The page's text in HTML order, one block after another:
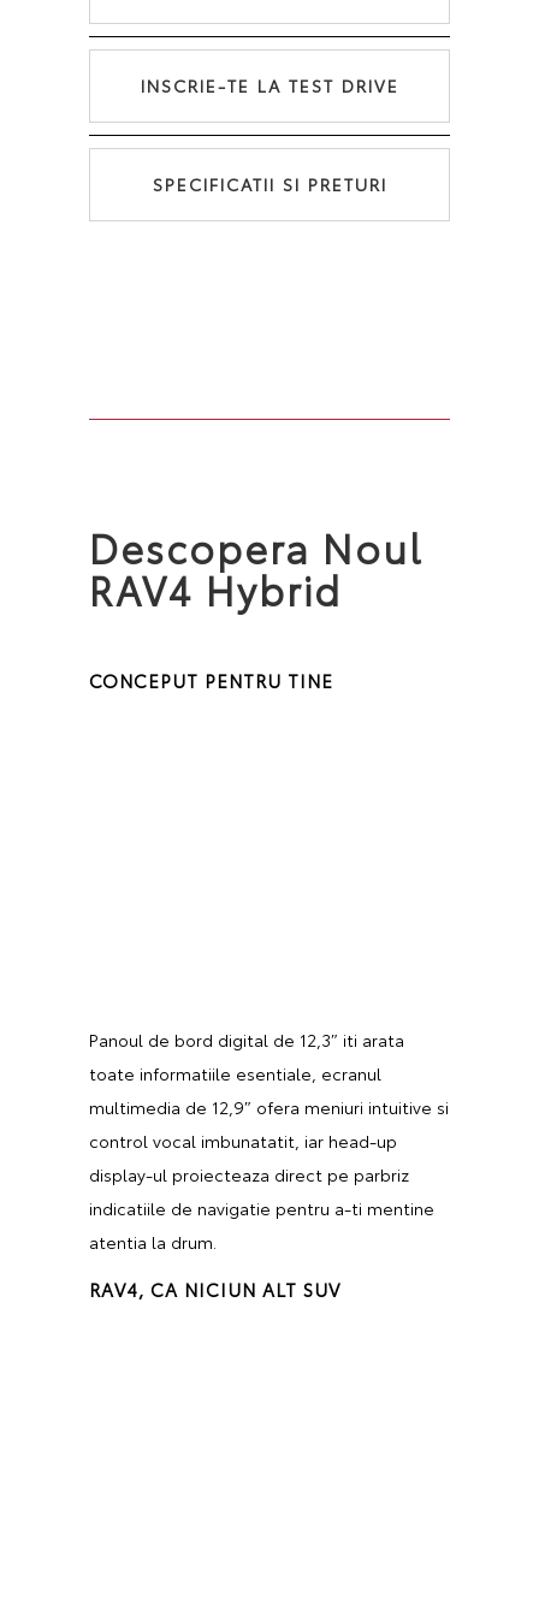
INSCRIE-TE LA TEST DRIVE
SPECIFICATII SI PRETURI
Descopera Noul
RAV4 Hybrid
CONCEPUT PENTRU TINE
Panoul de bord digital de 12,3″ iti arata
toate informatiile esentiale, ecranul
multimedia de 12,9″ ofera meniuri intuitive si
control vocal imbunatatit, iar head-up
display-ul proiecteaza direct pe parbriz
indicatiile de navigatie pentru a-ti mentine
atentia la drum.
RAV4, CA NICIUN ALT SUV